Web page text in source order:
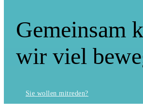
Gemeinsam
wir viel
Sie wollen mitreden?